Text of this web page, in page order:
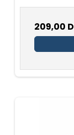
209,00